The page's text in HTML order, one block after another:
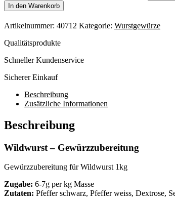
In den Warenkorb
Artikelnummer: 40712 Kategorie: Wurstgewürze
Qualitätsprodukte
Schneller Kundenservice
Sicherer Einkauf
Beschreibung
Zusätzliche Informationen
Beschreibung
Wildwurst – Gewürzzubereitung
Gewürzzubereitung für Wildwurst 1kg
Zugabe: 6-7g per kg Masse
Zutaten: Pfeffer schwarz, Pfeffer weiss, Dextrose,